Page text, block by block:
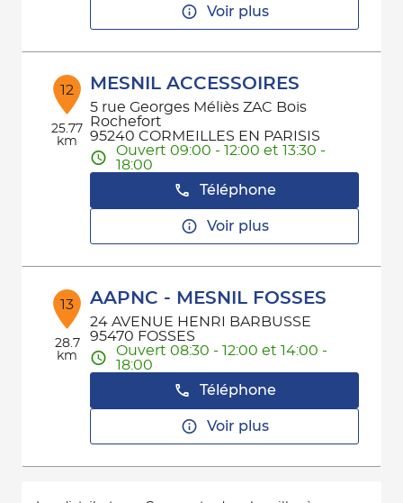
Voir plus
12
25.77
km
MESNIL ACCESSOIRES
5 rue Georges Méliès ZAC Bois
Rochefort
95240 CORMEILLES EN PARISIS
Ouvert 09:00 - 12:00 et 13:30 -
18:00
Téléphone
Voir plus
13
28.7
km
AAPNC - MESNIL FOSSES
24 AVENUE HENRI BARBUSSE
95470 FOSSES
Ouvert 08:30 - 12:00 et 14:00 -
18:00
Téléphone
Voir plus